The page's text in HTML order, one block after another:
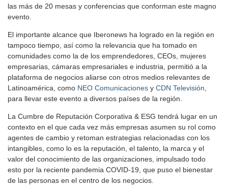
las más de 20 mesas y conferencias que conforman este magno
evento.
El importante alcance que Iberonews ha logrado en la región en
tampoco tiempo, así como la relevancia que ha tomado en
comunidades como la de los emprendedores, CEOs, mujeres
empresarias, cámaras empresariales e industria, permitió a la
plataforma de negocios aliarse con otros medios relevantes de
Latinoamérica, como NEO Comunicaciones y CDN Televisión
para llevar este evento a diversos países de la región.
La Cumbre de Reputación Corporativa & ESG tendrá lugar en un
contexto en el que cada vez más empresas asumen su rol como
agentes de cambio y retoman estrategias relacionadas con los
intangibles, como lo es la reputación, el talento, la marca y el
valor del conocimiento de las organizaciones, impulsado todo
esto por la reciente pandemia COVID-19, que puso el bienestar
de las personas en el centro de los negocios.